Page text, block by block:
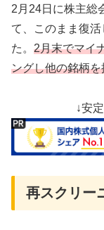
2月24日に株主総
て、このまま復
た。 2月末でマイ
ングし他の銘柄
↓安
再スクリー